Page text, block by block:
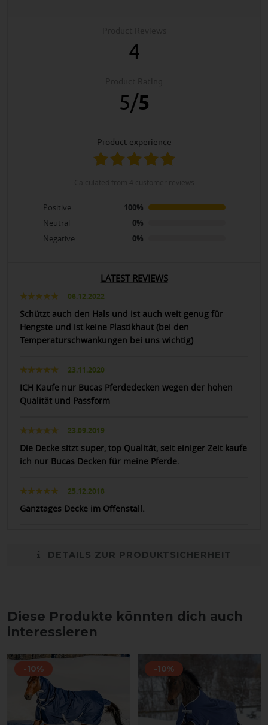
4
5/5
product experience
Positive
100%
Neutral
0%
Negative
0%
LATEST REVIEWS
06.12.2022
Schützt auch den Hals und ist auch weit genug für
Hengste und ist keine Plastikhaut (bei den
Temperaturschwankungen bei uns wichtig)
23.11.2020
ICH Kaufe nur Bucas Pferdedecken wegen der hohen
Qualität und Passform
23.09.2019
Die Decke sitzt super, top Qualität, seit einiger Zeit kaufe
ich nur Bucas Decken für meine Pferde.
25.12.2018
Ganztages Decke im Offenstall.
DETAILS ZUR PRODUKTSICHERHEIT
Diese Produkte könnten dich auch
interessieren
-10% -10%